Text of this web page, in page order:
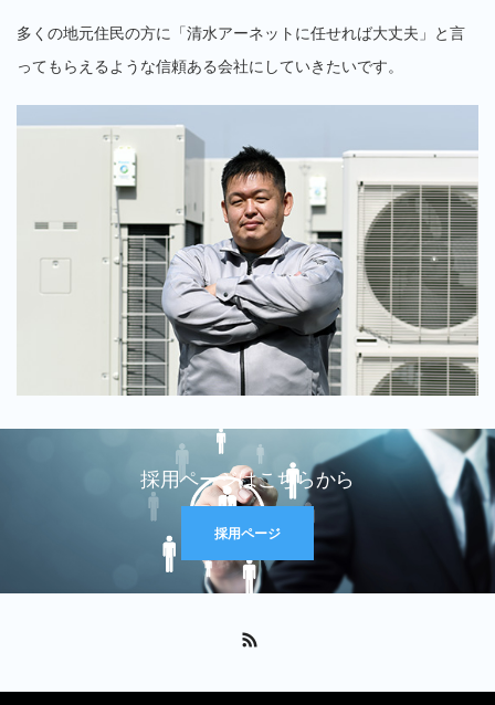
多くの地元住民の方に「清水アーネットに任せれば大丈夫」と言
ってもらえるような信頼ある会社にしていきたいです。
採用ページはこちらから
採用ページ